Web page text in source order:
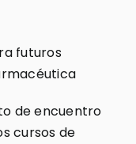
futuros
de encuentro
cursos de